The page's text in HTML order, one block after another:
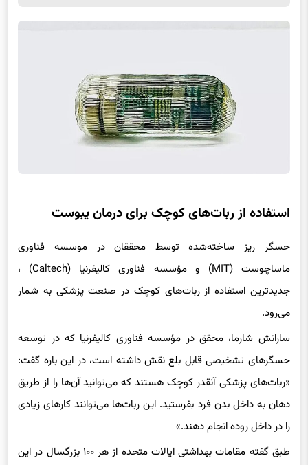
استفاده از ربات‌های کوچک برای درمان یبوست
حسگر ریز ساخته‌شده توسط محققان در موسسه فناوری
ماساچوست (MIT) و مؤسسه فناوری کالیفرنیا (Caltech) ،
جدیدترین استفاده از ربات‌های کوچک در صنعت پزشکی به شمار
می‌رود.
سارانش شارما، محقق در مؤسسه فناوری کالیفرنیا که در توسعه
حسگرهای تشخیصی قابل بلع نقش داشته است، در این باره گفت:
«ربات‌های پزشکی آنقدر کوچک هستند که می‌توانید آن‌ها را از طریق
دهان به داخل بدن فرد بفرستید. این ربات‌ها می‌توانند کارهای زیادی
را در داخل روده انجام دهند.»
طبق گفته مقامات بهداشتی ایالات متحده از هر ۱۰۰ بزرگسال در این